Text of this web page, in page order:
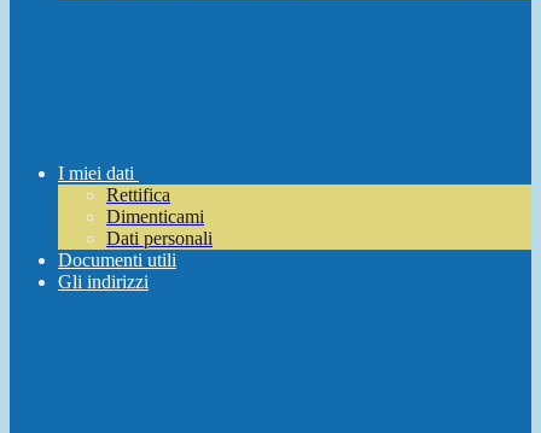
I miei dati
Rettifica
Dimenticami
Dati personali
Documenti utili
Gli indirizzi